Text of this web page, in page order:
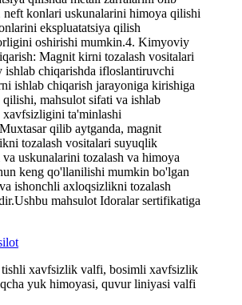
neft konlari uskunalarini himoya qilishi
ekspluatatsiya qilish
oshirishi mumkin.4. Kimyoviy
Magnit kirni tozalash vositalari
chiqarishda ifloslantiruvchi
ishlab chiqarish jarayoniga kirishiga
mahsulot sifati va ishlab
xavfsizligini ta'minlashi
qilib aytganda, magnit
tozalash vositalari suyuqlik
uskunalarini tozalash va himoya
keng qo'llanilishi mumkin bo'lgan
ishonchli axloqsizlikni tozalash
mahsulot Idoralar sertifikatiga